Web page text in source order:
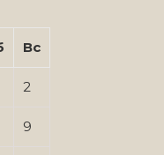
Вс
2
9